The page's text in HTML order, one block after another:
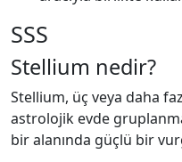
SSS
Stellium nedir?
Stellium, üç veya daha
astrolojik evde
bir alanında güçlü bir